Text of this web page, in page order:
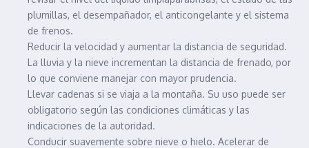
plumillas, el desempañador, el anticongelante y el sistema
de frenos.
Reducir la velocidad y aumentar la distancia de seguridad.
La lluvia y la nieve incrementan la distancia de frenado, por
lo que conviene manejar con mayor prudencia.
Llevar cadenas si se viaja a la montaña. Su uso puede ser
obligatorio según las condiciones climáticas y las
indicaciones de la autoridad.
Conducir suavemente sobre nieve o hielo. Acelerar de